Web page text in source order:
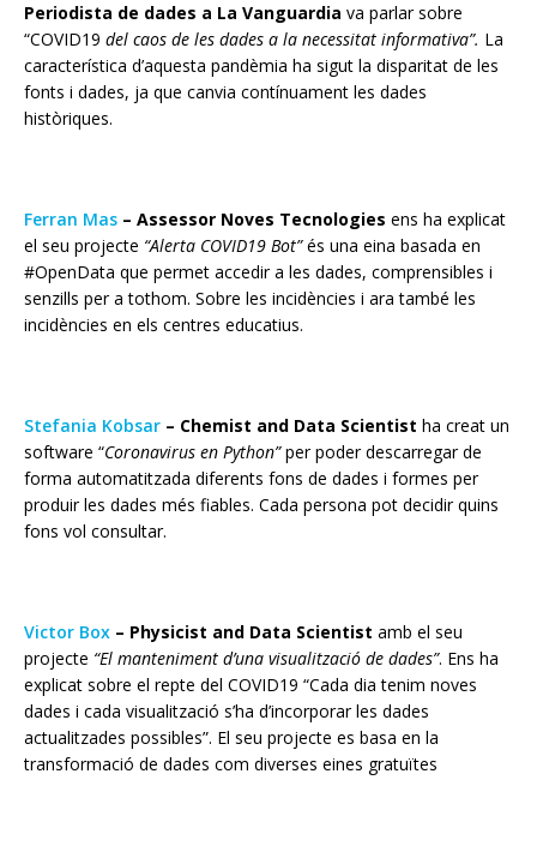
Periodista de dades a La Vanguardia va parlar sobre
“COVID19 del caos de les dades a la necessitat informativa”. La
característica d’aquesta pandèmia ha sigut la disparitat de les
fonts i dades, ja que canvia contínuament les dades
històriques.
Ferran Mas – Assessor Noves Tecnologies ens ha explicat
el seu projecte “Alerta COVID19 Bot”és una eina basada en
#OpenData que permet accedir a les dades, comprensibles i
senzills per a tothom. Sobre les incidències i ara també les
incidències en els centres educatius.
Stefania Kobsar – Chemist and Data Scientist ha creat un
software “Coronavirus en Python”per poderdescarregarde
forma automatitzada diferents fons de dades i formes per
produir les dades més fiables. Cada persona pot decidirquins
fons vol consultar.
Victor Box – Physicist and Data Scientist amb el seu
projecte “El manteniment d’una visualització de dades”. Ens ha
explicat sobre el repte del COVID19 “Cada dia tenim noves
dades i cada visualització s’ha d’incorporar les dades
actualitzades possibles”. El seu projecte es basa en la
transformació de dades com diverses eines gratuïtes